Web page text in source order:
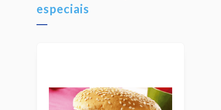
especiais